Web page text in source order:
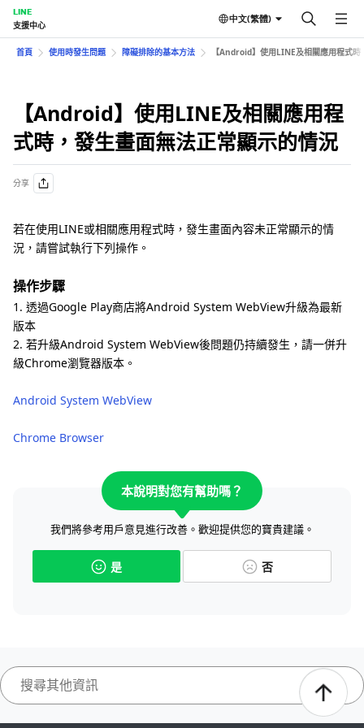
LINE
支援中心
中文(繁體)
首頁 使用時發生問題 障礙排除的基本方法 【Android】使用LINE及相關應用程式
【Android】使用LINE及相關應用程
式時，發生畫面無法正常顯示的情況
分享
若在使用LINE或相關應用程式時，發生畫面內容未正常顯示的情
況，請嘗試執行下列操作。
操作步驟
1. 透過Google Play商店將Android System WebView升級為最新
版本
2. 若升級Android System WebView後問題仍持續發生，請一併升
級Chrome瀏覽器版本。
Android System WebView
Chrome Browser
本說明對您有幫助嗎？
我們將參考用戶意見進行改善。歡迎提供您的寶貴建議。
是 否